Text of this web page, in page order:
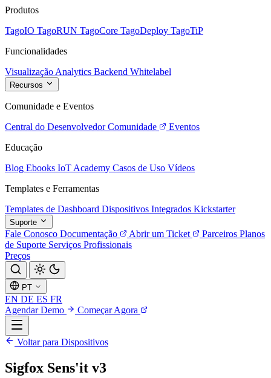
Produtos
TagoIO TagoRUN TagoCore TagoDeploy TagoTiP
Funcionalidades
Visualização Analytics Backend Whitelabel
Recursos
Comunidade e Eventos
Central do Desenvolvedor Comunidade
Eventos
Educação
Blog Ebooks IoT Academy Casos de Uso Vídeos
Templates e Ferramentas
Templates de Dashboard Dispositivos Integrados Kickstarter
Suporte
Fale Conosco Documentação Abrir um Ticket Parceiros Planos
de Suporte Serviços Profissionais
Preços
PT
EN DE ES FR
Agendar Demo
Começar Agora
Voltar para Dispositivos
Sigfox Sens'it v3